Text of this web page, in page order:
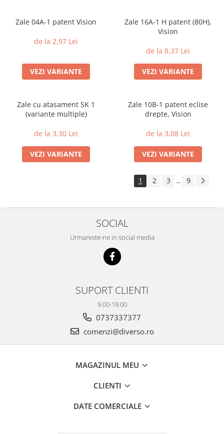
Zale 04A-1 patent Vision
de la 2,97 Lei
VEZI VARIANTE
Zale 16A-1 H patent (80H),
Vision
de la 8,37 Lei
VEZI VARIANTE
Zale cu atasament SK 1
(variante multiple)
de la 3,30 Lei
VEZI VARIANTE
Zale 10B-1 patent eclise
drepte, Vision
de la 3,08 Lei
VEZI VARIANTE
1 2 3 ... 9
SOCIAL
Urmareste-ne in social media
SUPORT CLIENTI
9.00-19.00
0737337377
comenzi@diverso.ro
MAGAZINUL MEU
CLIENTI
DATE COMERCIALE